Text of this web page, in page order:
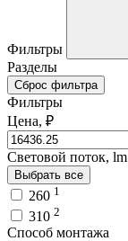
Фильтры
Разделы
Сброс фильтра
Фильтры
Цена, ₽
Световой поток, lm
Выбрать все
260 1
310 2
Способ монтажа